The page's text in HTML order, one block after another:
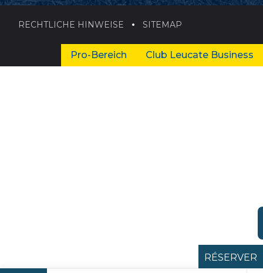
RECHTLICHE HINWEISE SITEMAP
Pro-Bereich Club Leucate Business
RÉSERVER